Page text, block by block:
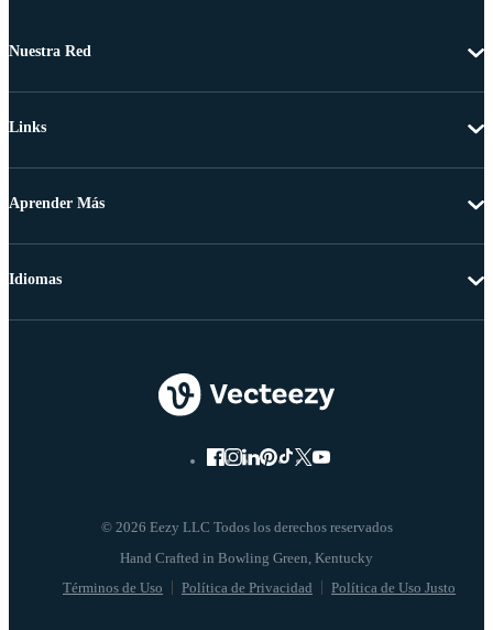
Nuestra Red
Links
Aprender Más
© 2026 Eezy LLC Todos los derechos reservados
Términos de Uso Política de Privacidad Política de Uso Justo
Idiomas